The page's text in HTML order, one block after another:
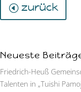
zurück
Neueste
Friedrich-Heuß
Talenten in „Tuishi